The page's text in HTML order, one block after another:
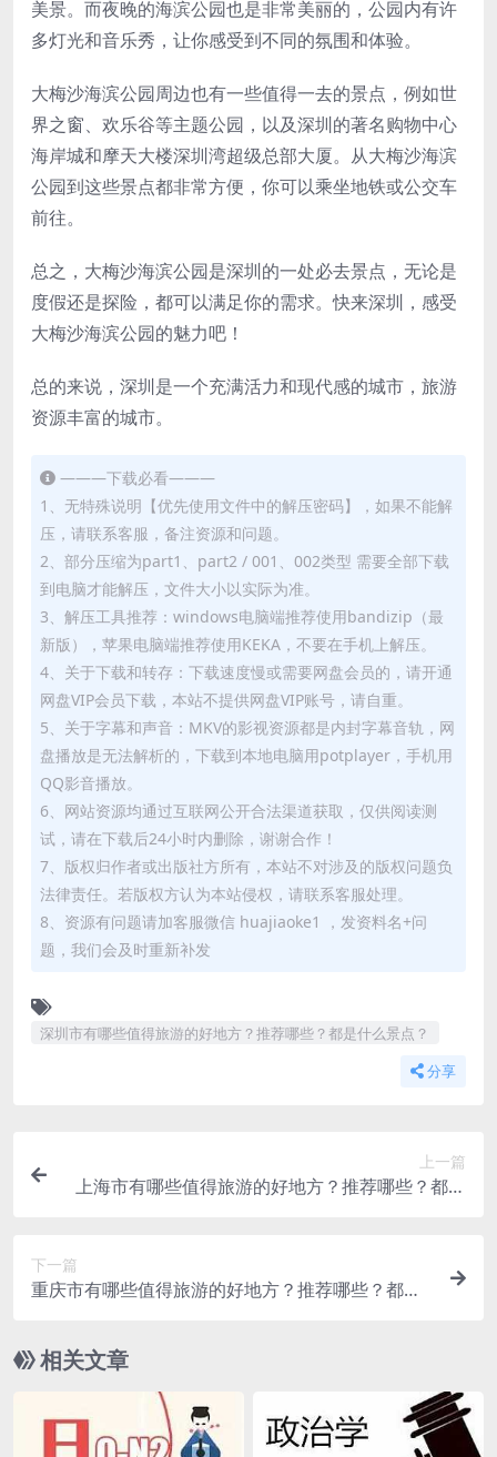
美景。而夜晚的海滨公园也是非常美丽的，公园内有许
多灯光和音乐秀，让你感受到不同的氛围和体验。
大梅沙海滨公园周边也有一些值得一去的景点，例如世
界之窗、欢乐谷等主题公园，以及深圳的著名购物中心
海岸城和摩天大楼深圳湾超级总部大厦。从大梅沙海滨
公园到这些景点都非常方便，你可以乘坐地铁或公交车
前往。
总之，大梅沙海滨公园是深圳的一处必去景点，无论是
度假还是探险，都可以满足你的需求。快来深圳，感受
大梅沙海滨公园的魅力吧！
总的来说，深圳是一个充满活力和现代感的城市，旅游
资源丰富的城市。
———下载必看———
1、无特殊说明【优先使用文件中的解压密码】，如果不能解
压，请联系客服，备注资源和问题。
2、部分压缩为part1、part2 / 001、002类型 需要全部下载
到电脑才能解压，文件大小以实际为准。
3、解压工具推荐：windows电脑端推荐使用bandizip（最
新版），苹果电脑端推荐使用KEKA，不要在手机上解压。
4、关于下载和转存：下载速度慢或需要网盘会员的，请开通
网盘VIP会员下载，本站不提供网盘VIP账号，请自重。
5、关于字幕和声音：MKV的影视资源都是内封字幕音轨，网
盘播放是无法解析的，下载到本地电脑用potplayer，手机用
QQ影音播放。
6、网站资源均通过互联网公开合法渠道获取，仅供阅读测
试，请在下载后24小时内删除，谢谢合作！
7、版权归作者或出版社方所有，本站不对涉及的版权问题负
法律责任。若版权方认为本站侵权，请联系客服处理。
8、资源有问题请加客服微信 huajiaoke1 ，发资料名+问
题，我们会及时重新补发
深圳市有哪些值得旅游的好地方？推荐哪些？都是什么景点？
分享
上一篇
上海市有哪些值得旅游的好地方？推荐哪些？都是
下一篇
重庆市有哪些值得旅游的好地方？推荐哪些？都是
相关文章